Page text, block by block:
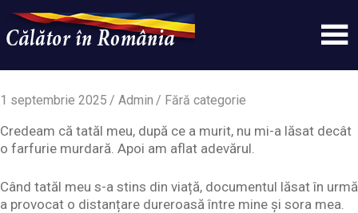
content
Calatorinromania
simplu
WordPress
1 septembrie 2025 Admin Fără categorie
Credeam că tatăl meu, după ce a murit, nu mi-a lăsat decât
o farfurie murdară. Apoi am aflat adevărul.
Când tatăl meu s-a stins din viață, documentul lăsat în urmă
a provocat o distanțare dureroasă între mine și sora mea.